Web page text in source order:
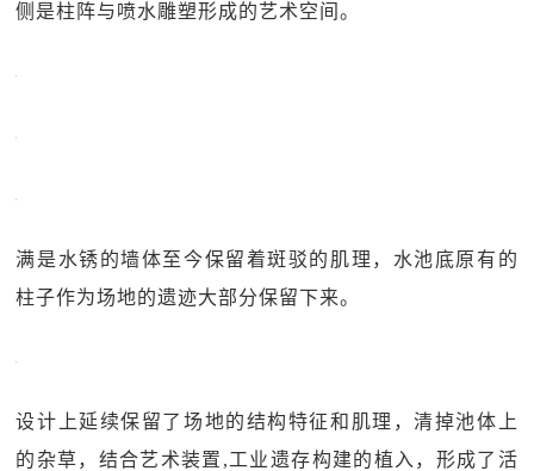
侧是柱阵与喷水雕塑形成的艺术空间。
满是水锈的墙体至今保留着斑驳的肌理，水池底原有的
柱子作为场地的遗迹大部分保留下来。
设计上延续保留了场地的结构特征和肌理，清掉池体上
的杂草，结合艺术装置,工业遗存构建的植入，形成了活